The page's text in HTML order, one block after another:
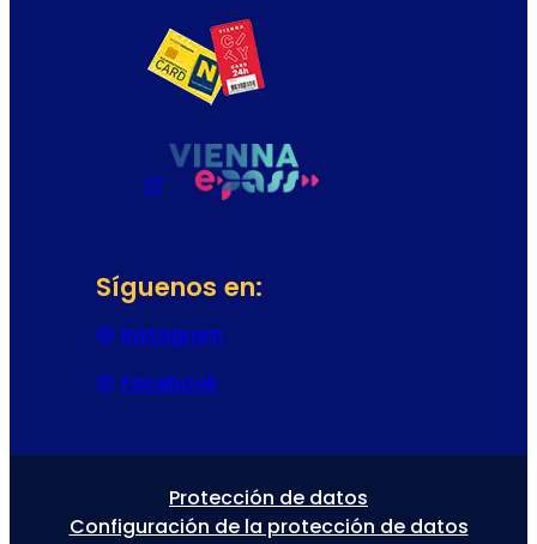
Síguenos en:
Instagram
Facebook
Protección de datos
Configuración de la protección de datos